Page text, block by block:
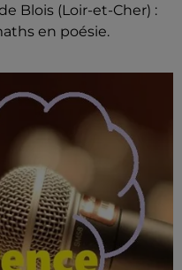
Blois (Loir-et-Cher) :
en poésie.